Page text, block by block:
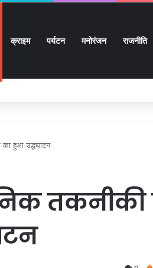
क्राइम पर्यटन मनोरंजन राजनीति
में हुई राज्य स्तरीय नेशनल कोआर्डिनेशन सेंटर फॉर
हुआ उद्धघाटन
तकनीकी